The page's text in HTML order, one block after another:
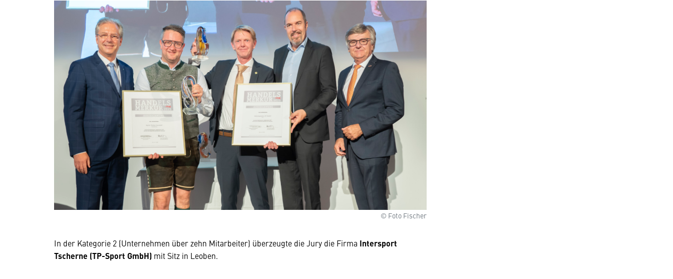
© Foto Fischer
In der Kategorie 2 (Unternehmen über zehn Mitarbeiter) überzeugte die Jury die Firma Intersport
Tscherne (TP-Sport GmbH) mit Sitz in Leoben.